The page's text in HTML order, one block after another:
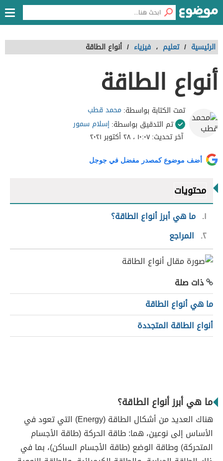
الرئيسية / تعليم ، فيزياء / أنواع الطاقة
أنواع الطاقة
تمت الكتابة بواسطة: محمد قطب
تم التدقيق بواسطة:إسلام سمور
آخر تحديث:١٠:٠٧ ، ٢٨ أكتوبر ٢٠٢١
أضف موضوع كمصدر مفضل في جوجل
محتويات
١ ما هي أبرز أنواع الطاقة؟
٢ المراجع
ذات صلة
ما هي أنواع الطاقة
أنواع الطاقة المتجددة
ما هي أبرز أنواع الطاقة؟
هناك العديد من أشكال الطاقة (Energy) التي تعود في
الأساس إلى نوعين، هما: طاقة الحركة (طاقة الأجسام
المتحركة) وطاقة الوضع (طاقة الأجسام الساكن)، بما في